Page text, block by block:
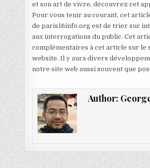
et son art de vivre, découvrez cet
Pour vous tenir au courant, cet
de paris16info.org est de trier sur
aux interrogations du public. Cet
complémentaires à cet article sur le
website. Il y aura divers
notre site web aussi souvent que
Author: